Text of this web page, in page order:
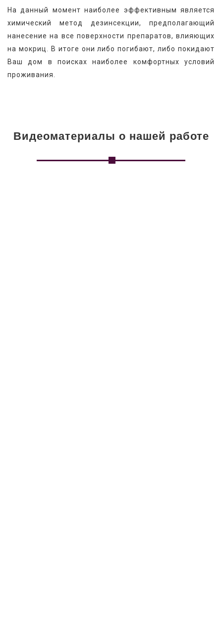
На данный момент наиболее эффективным является
химический метод дезинсекции, предполагающий
нанесение на все поверхности препаратов, влияющих
на мокриц. В итоге они либо погибают, либо покидают
Ваш дом в поисках наиболее комфортных условий
проживания.
Видеоматериалы о нашей работе